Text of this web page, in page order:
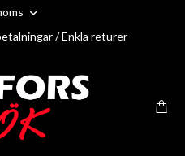
/ Enkla returer